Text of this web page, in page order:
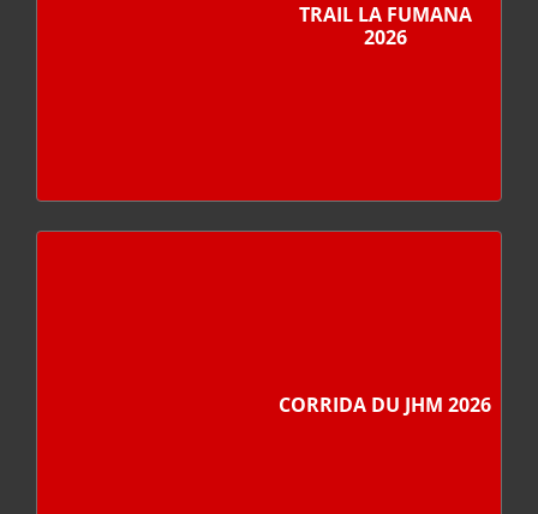
TRAIL LA FUMANA
2026
CORRIDA DU JHM 2026